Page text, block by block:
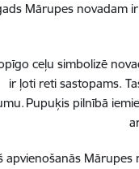
Mārupes novadam
ceļu simbolizē
ir ļoti reti sastopams.
Pupuķis pilnībā
apvienošanās
7. augusts, 2026